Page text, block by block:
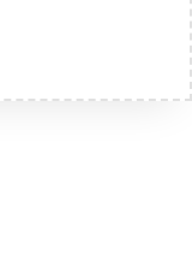
01.01.2026